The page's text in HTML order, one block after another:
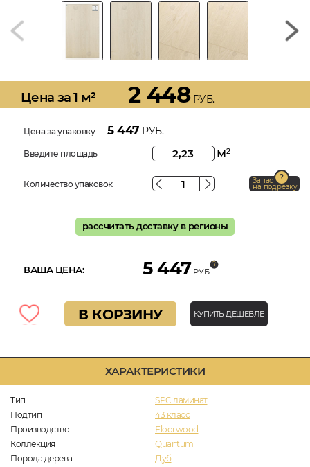
ХАРАКТЕРИСТИКИ
Тип
SPC ламинат
Подтип
43 класс
Производство
Floorwood
Коллекция
Quantum
Порода дерева
Дуб
Цена за 1 м² 2 448РУБ.
Цена за упаковку 5 447 РУБ.
Введите площадь м2
Количество упаковок Запас
на подрезку
рассчитать доставку в регионы
ВАША ЦЕНА: 5 447 РУБ.
В КОРЗИНУ КУПИТЬ ДЕШЕВЛЕ